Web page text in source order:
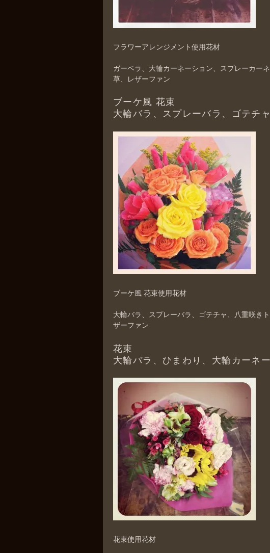
フラワーアレンジメント使用花材
ガーベラ、大輪カーネーション、スプレーカー
草、レザーファン
ブーケ風 花束
大輪バラ、スプレーバラ、ゴテチャ
ブーケ風 花束使用花材
大輪バラ、スプレーバラ、ゴテチャ、八重咲き
ザーファン
花束
大輪バラ、ひまわり、大輪カーネ
花束使用花材